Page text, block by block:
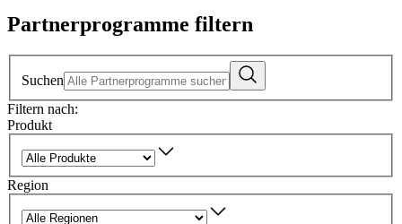
Partnerprogramme filtern
Suchen
Filtern nach:
Produkt
Region